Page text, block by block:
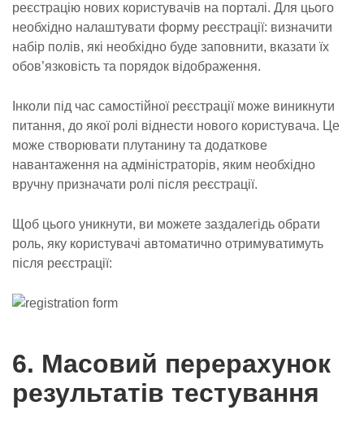
реєстрацію нових користувачів на порталі. Для цього
необхідно налаштувати форму реєстрації: визначити
набір полів, які необхідно буде заповнити, вказати їх
обов’язковість та порядок відображення.
Інколи під час самостійної реєстрації може виникнути
питання, до якої ролі віднести нового користувача. Це
може створювати плутанину та додаткове
навантаження на адміністраторів, яким необхідно
вручну призначати ролі після реєстрації.
Щоб цього уникнути, ви можете заздалегідь обрати
роль, яку користувачі автоматично отримуватимуть
після реєстрації:
6. Масовий перерахунок
результатів тестування